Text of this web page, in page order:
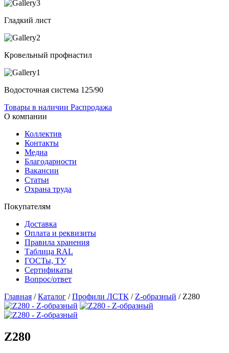
Гладкий лист
Кровельный профнастил
Водосточная система 125/90
Товары в наличии Распродажа
О компании
Коллектив
Контакты
Медиа
Благодарности
Вакансии
Статьи
Охрана труда
Покупателям
Доставка
Оплата и реквизиты
Правила хранения
Таблица RAL
ГОСТы, ТУ
Сертификаты
Вопрос/ответ
Главная /Каталог /Профили ЛСТК / Z-образный / Z280
Z280